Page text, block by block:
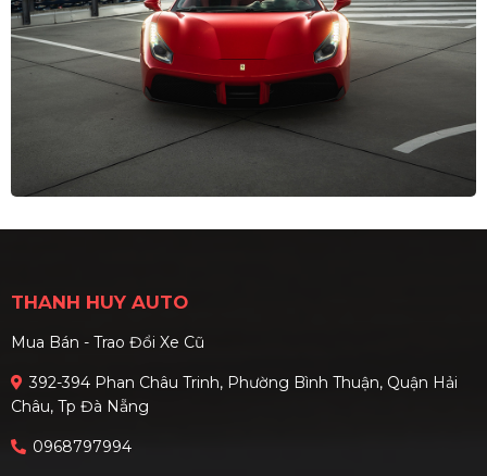
THANH HUY AUTO
Mua Bán - Trao Đổi Xe Cũ
392-394 Phan Châu Trinh, Phường Bình Thuận, Quận Hải
Châu, Tp Đà Nẵng
0968797994